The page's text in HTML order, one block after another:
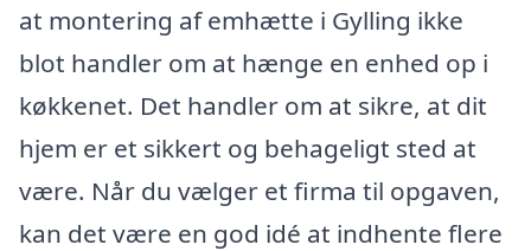
at montering af emhætte i Gylling ikke
blot handler om at hænge en enhed op i
køkkenet. Det handler om at sikre, at dit
hjem er et sikkert og behageligt sted at
være. Når du vælger et firma til opgaven,
kan det være en god idé at indhente flere